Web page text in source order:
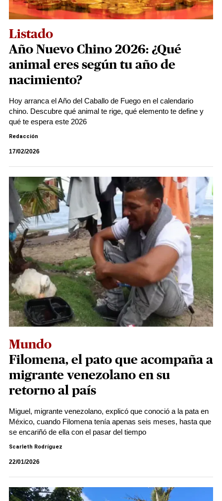
Listado
Año Nuevo Chino 2026: ¿Qué
animal eres según tu año de
nacimiento?
Hoy arranca el Año del Caballo de Fuego en el calendario
chino. Descubre qué animal te rige, qué elemento te define y
qué te espera este 2026
Redacción
17/02/2026
Mundo
Filomena, el pato que acompaña a
migrante venezolano en su
retorno al país
Miguel, migrante venezolano, explicó que conoció a la pata en
México, cuando Filomena tenía apenas seis meses, hasta que
se encariñó de ella con el pasar del tiempo
Scarleth Rodríguez
22/01/2026